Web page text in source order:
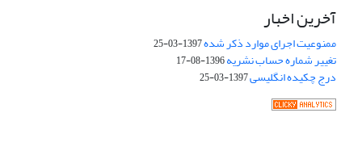
آخرین اخبار
ممنوعیت اجرای موارد ذکر شده1397-03-25
تغییر شماره حساب نشریه1396-08-17
درج چکیده انگلیسی1397-03-25